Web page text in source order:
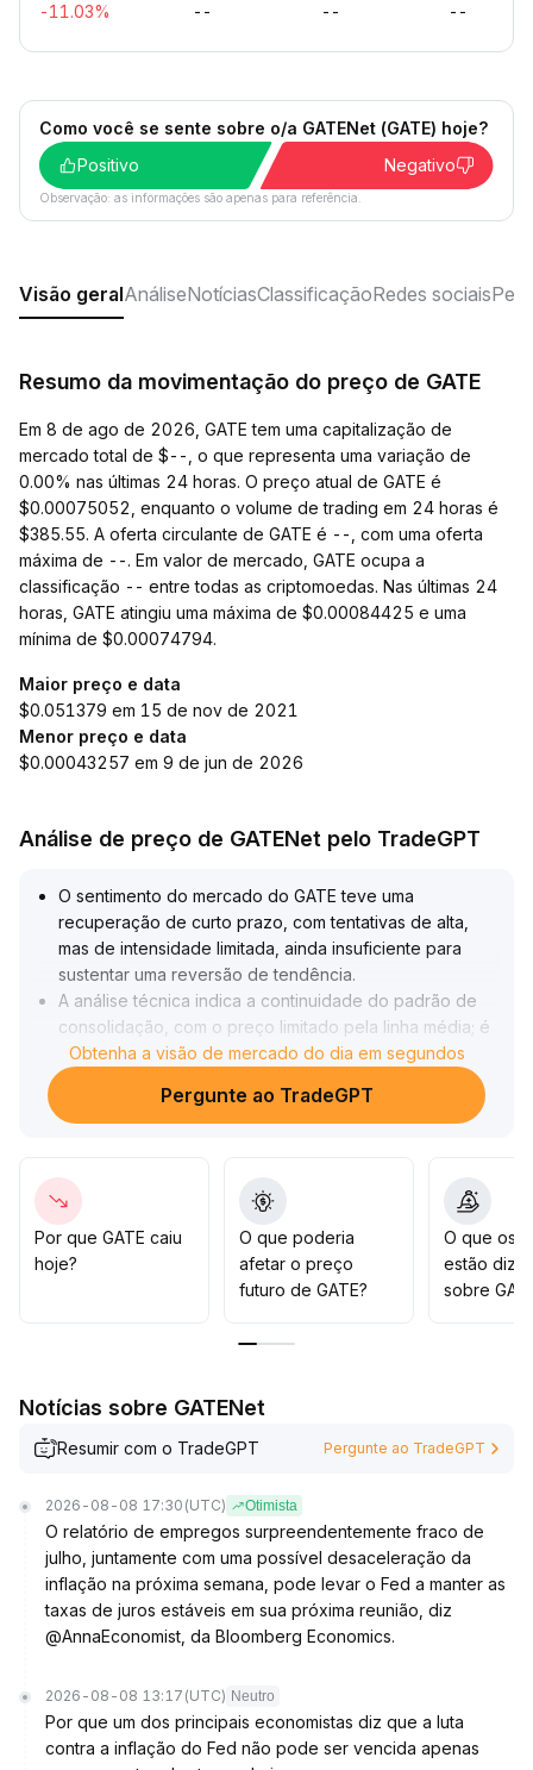
-11.03% -- -- --
Como você se sente sobre o/a GATENet (GATE) hoje?
Positivo
Negativo
Observação: as informações são apenas para referência.
Visão geralAnáliseNotíciasClassificaçãoRedes sociais
Resumo da movimentação do preço de GATE
Em 8 de ago de 2026, GATE tem uma capitalização de
mercado total de $--, o que representa uma variação de
0.00% nas últimas 24 horas. O preço atual de GATE é
$0.00075052, enquanto o volume de trading em 24 horas é
$385.55. A oferta circulante de GATE é --, com uma oferta
máxima de --. Em valor de mercado, GATE ocupa a
classificação -- entre todas as criptomoedas. Nas últimas 24
horas, GATE atingiu uma máxima de $0.00084425 e uma
mínima de $0.00074794.
Maior preço e data
$0.051379 em 15 de nov de 2021
Menor preço e data
$0.00043257 em 9 de jun de 2026
Análise de preço de GATENet pelo TradeGPT
O sentimento do mercado do GATE teve uma
recuperação de curto prazo, com tentativas de alta,
mas de intensidade limitada, ainda insuficiente para
sustentar uma reversão de tendência.
A análise técnica indica a continuidade do padrão de
consolidação, com o preço limitado pela linha média; é
necessário atenção tanto às resistências superiores
quanto aos suportes inferiores, sem sinais claros de
rompimento direcional.
apresentem expansão simultânea e ultrapassem
efetivamente as linhas de tendência de baixa e as
principais médias móveis do período.
Recomenda-se manter uma postura de observação ou
testar com pequenas posições, monitorando de perto o
de 0,237~0,255; até que haja ressonância entre preço
Obtenha a visão de mercado do dia em segundos
Pergunte ao TradeGPT
Por que GATE caiu
hoje?
O que poderia
afetar o preço
futuro de GATE?
O que os
estão
sobre
Notícias sobre GATENet
Resumir com o TradeGPT Pergunte ao TradeGPT
2026-08-08 17:30 (UTC) Otimista
O relatório de empregos surpreendentemente fraco de
julho, juntamente com uma possível desaceleração da
inflação na próxima semana, pode levar o Fed a manter as
taxas de juros estáveis em sua próxima reunião, diz
@AnnaEconomist, da Bloomberg Economics.
2026-08-08 13:17 (UTC) Neutro
Por que um dos principais economistas diz que a luta
contra a inflação do Fed não pode ser vencida apenas